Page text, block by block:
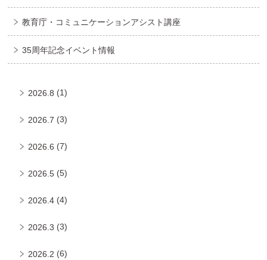
教育庁・コミュニケーションアシスト講座
35周年記念イベント情報
2026.8 (1)
2026.7 (3)
2026.6 (7)
2026.5 (5)
2026.4 (4)
2026.3 (3)
2026.2 (6)